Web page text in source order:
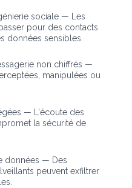
sociale — Les
pour des contacts
données sensibles.
non chiffrés —
manipulées ou
— L'écoute des
la sécurité de
données — Des
peuvent exfiltrer